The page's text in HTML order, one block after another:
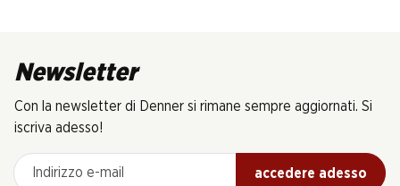
Newsletter
Con la newsletter di Denner si rimane sempre aggiornati. Si
iscriva adesso!
Indirizzo e-mail
accedere adesso